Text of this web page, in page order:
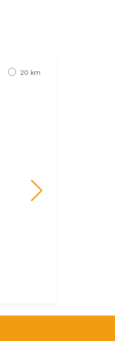
20 km